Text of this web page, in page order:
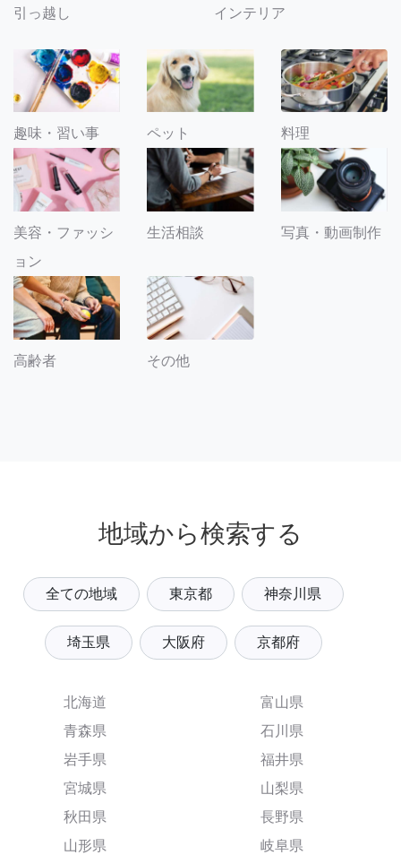
引っ越し インテリア
趣味・習い事 ペット 料理
美容・ファッシ
ョン
生活相談 写真・動画制作
高齢者 その他
地域から検索する
全ての地域 東京都 神奈川県
埼玉県 大阪府 京都府
北海道
青森県
岩手県
宮城県
秋田県
山形県
富山県
石川県
福井県
山梨県
長野県
岐阜県